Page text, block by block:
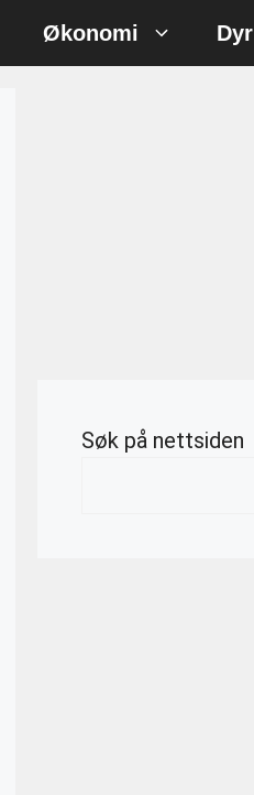
Økonomi Dyr
Søk på nettsiden